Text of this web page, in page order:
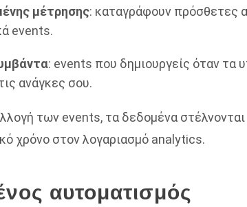
μέτρησης: καταγράφουν πρόσθετες
events.
: events που δημιουργείς όταν τα
ανάγκες σου.
των events, τα δεδομένα
χρόνο στον λογαριασμό analytics.
αυτοματισμός